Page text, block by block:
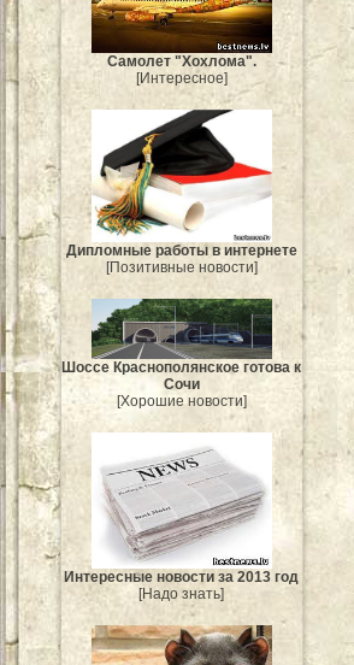
Самолет "Хохлома".
[Интересное]
Дипломные работы в интернете
[Позитивные новости]
Шоссе Краснополянское готова к
Сочи
[Хорошие новости]
Интересные новости за 2013 год
[Надо знать]